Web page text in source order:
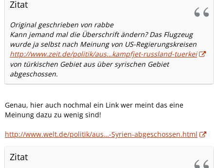
Zitat
Original geschrieben von rabbe
Kann jemand mal die Überschrift ändern? Das Flugzeug
wurde ja selbst nach Meinung von US-Regierungskreisen
http://www.zeit.de/politik/aus…kampfjet-russland-tuerkei
von türkischen Gebiet aus über syrischen Gebiet
abgeschossen.
Genau, hier auch nochmal ein Link wer meint das eine
Meinung dazu zu wenig sind!
http://www.welt.de/politik/aus…-Syrien-abgeschossen.html
Zitat